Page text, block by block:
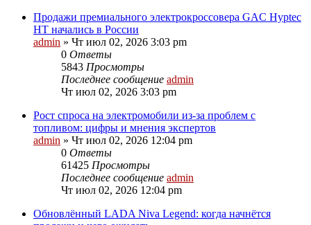
Продажи премиального электрокроссовера GAC Hyptec
HT начались в России
admin » Чт июл 02, 2026 3:03 pm
0 Ответы
5843 Просмотры
Последнее сообщение admin
Чт июл 02, 2026 3:03 pm
Рост спроса на электромобили из‑за проблем с
топливом: цифры и мнения экспертов
admin » Чт июл 02, 2026 12:04 pm
0 Ответы
61425 Просмотры
Последнее сообщение admin
Чт июл 02, 2026 12:04 pm
Обновлённый LADA Niva Legend: когда начнётся